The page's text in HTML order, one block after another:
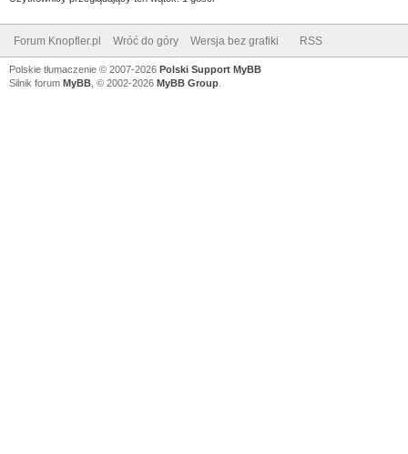
Forum Knopfler.pl Wróć do góry Wersja bez grafiki RSS
Polskie tłumaczenie © 2007-2026 Polski Support MyBB
Silnik forum MyBB , © 2002-2026 MyBB Group